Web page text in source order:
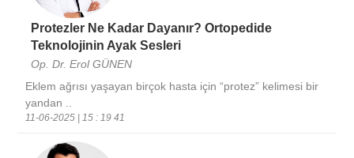
Protezler Ne Kadar Dayanır? Ortopedide
Teknolojinin Ayak Sesleri
Op. Dr. Erol GÜNEN
Eklem ağrısı yaşayan birçok hasta için “protez” kelimesi bir
yandan ..
11-06-2025 | 15 : 19 41